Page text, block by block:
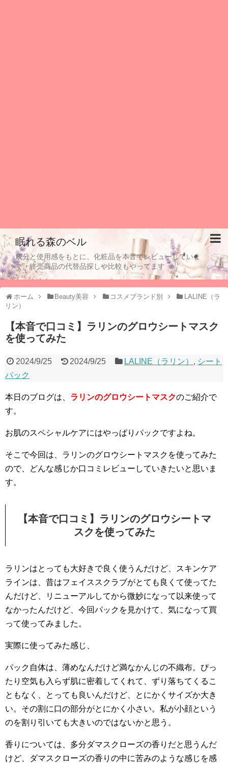
眠れる森のベル
成分と使用感をもとに、化粧品を本音でレビューしていま
す。終売商品の代替品探しや比較もやってます
ホーム Beauty美容 コスメブランド別
LALINE（ラ
リン）
【本音で口コミ】ラリンのグロウシートマスク
を使ってみた
2024/9/25 2024/9/25 LALINE（ラリン） , シート
パック
本日のブログは、 ラリンのグロウシートマスクのご紹介で
す。
お肌のスペシャルケアにはやっぱりパックですよね。
そこで今回は、ラリンのグロウシートマスクを使ってみた
ので、どんな感じか口コミレビューしていきたいと思いま
す。
【本音で口コミ】ラリンのグロウシートマ
スクを使ってみた
ラリンはとっても大好きで良く使うんだけど、スキンケア
ラインは、昔はフェイススクラブがとても良くて使ってた
んだけど、リニューアルしてから微妙になって以来使って
なかったんだけど、今回パックを見かけて、気になって買
って使ってみました。
実際に使ってみた感じ、
パック自体は、薄めなんだけど満なかんじの不織布。ぴっ
たり空気も入らず肌に密着してくれて、ずり落ちてくるこ
ともなく、とっても良いんだけど、とにかくサイズか大き
い。その割に口の部分がとにかく小さい。私が小顔という
のを割り引いても大きいのではないかと思う。
香りについては、多分ダマスクローズの香りだと思うんだ
けど、ダマスクローズの香りの中に苦みのような感じを感